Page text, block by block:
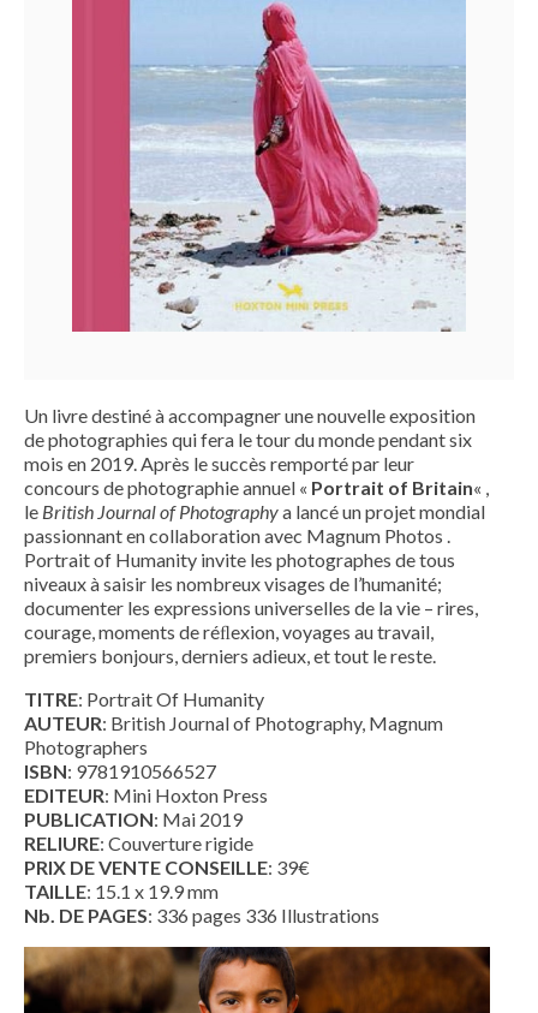
Un livre destiné à accompagner une nouvelle exposition
de photographies qui fera le tour du monde pendant six
mois en 2019. Après le succès remporté par leur
concours de photographie annuel « Portrait of Britain« ,
le British Journal of Photographya lancé un projet mondial
passionnant en collaboration avec Magnum Photos .
Portrait of Humanity invite les photographes de tous
niveaux à saisir les nombreux visages de l’humanité;
documenter les expressions universelles de la vie – rires,
courage, moments de réﬂexion, voyages au travail,
premiers bonjours, derniers adieux, et tout le reste.
TITRE: Portrait Of Humanity
AUTEUR: British Journal of Photography, Magnum
Photographers
ISBN: 9781910566527
EDITEUR: Mini Hoxton Press
PUBLICATION: Mai 2019
RELIURE: Couverture rigide
PRIX DE VENTE CONSEILLE: 39€
TAILLE: 15.1 x 19.9 mm
Nb. DE PAGES: 336 pages 336 Illustrations